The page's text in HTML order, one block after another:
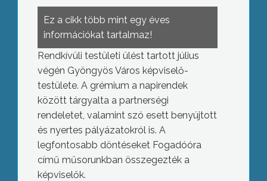
Ez a cikk több mint egy éves
információkat tartalmaz!
Rendkívüli testületi ülést tartott július
végén Gyöngyös Város képviselő-
testülete. A grémium a napirendek
között tárgyalta a partnerségi
rendeletet, valamint szó esett benyújtott
és nyertes pályázatokról is. A
legfontosabb döntéseket Fogadóóra
című műsorunkban összegezték a
képviselők.